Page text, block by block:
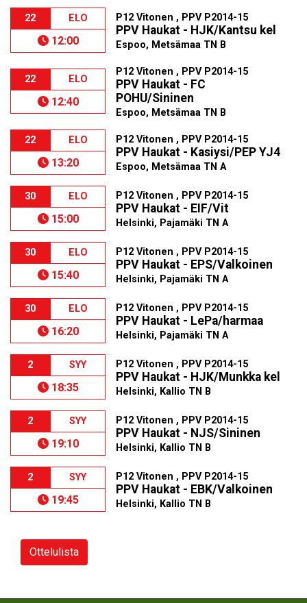
22 ELO
12:00
P12 Vitonen , PPV P2014-15
PPV Haukat - HJK/Kantsu kel
Espoo, Metsämaa TN B
22 ELO
12:40
P12 Vitonen , PPV P2014-15
PPV Haukat - FC
POHU/Sininen
Espoo, Metsämaa TN B
22 ELO
13:20
P12 Vitonen , PPV P2014-15
PPV Haukat - Kasiysi/PEP YJ4
Espoo, Metsämaa TN A
30 ELO
15:00
P12 Vitonen , PPV P2014-15
PPV Haukat - EIF/Vit
Helsinki, Pajamäki TN A
30 ELO
15:40
P12 Vitonen , PPV P2014-15
PPV Haukat - EPS/Valkoinen
Helsinki, Pajamäki TN A
30 ELO
16:20
P12 Vitonen , PPV P2014-15
PPV Haukat - LePa/harmaa
Helsinki, Pajamäki TN A
2 SYY
18:35
P12 Vitonen , PPV P2014-15
PPV Haukat - HJK/Munkka kel
Helsinki, Kallio TN B
2 SYY
19:10
P12 Vitonen , PPV P2014-15
PPV Haukat - NJS/Sininen
Helsinki, Kallio TN B
2 SYY
19:45
P12 Vitonen , PPV P2014-15
PPV Haukat - EBK/Valkoinen
Helsinki, Kallio TN B
Ottelulista